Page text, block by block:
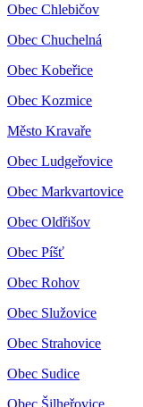
Obec Chlebičov
Obec Chuchelná
Obec Kobeřice
Obec Kozmice
Město Kravaře
Obec Ludgeřovice
Obec Markvartovice
Obec Oldřišov
Obec Píšť
Obec Rohov
Obec Služovice
Obec Strahovice
Obec Sudice
Obec Šilheřovice